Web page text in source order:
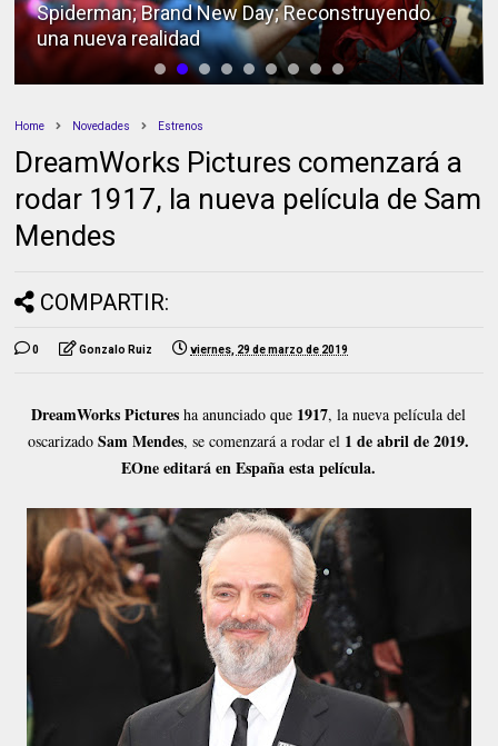
Spiderman; Brand New Day; Reconstruyendo
una nueva realidad
Home Novedades Estrenos
DreamWorks Pictures comenzará a
rodar 1917, la nueva película de Sam
Mendes
COMPARTIR:
0 Gonzalo Ruiz viernes, 29 de marzo de 2019
DreamWorks Pictures ha anunciado que 1917, la nueva película del
oscarizadoSam Mendes, se comenzará a rodar el 1 de abril de 2019.
EOne editará en España esta película.